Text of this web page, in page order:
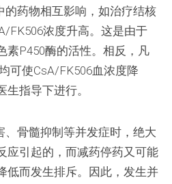
的药物相互影响，如治疗结核
FK506浓度升高。这是由于
素P450酶的活性。相反，凡
可使CsA/FK506血浓度降
指导下进行。
、骨髓抑制等并发症时，绝大
应引起的，而减药停药又可能
低而发生排斥。因此，发生并